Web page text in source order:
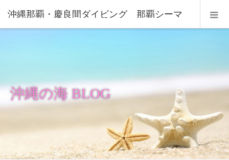
沖縄那覇・慶良間ダイビング 那覇シーマ
沖縄の海 BLOG